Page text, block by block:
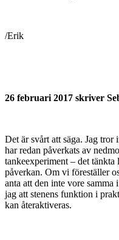
/Erik
26 februari 2017 skriver
Det är svårt att säga. Jag tror
har redan påverkats av
tankeexperiment – det
påverkan. Om vi föreställer
anta att den inte vore samma
jag att stenens funktion i
kan återaktiveras.